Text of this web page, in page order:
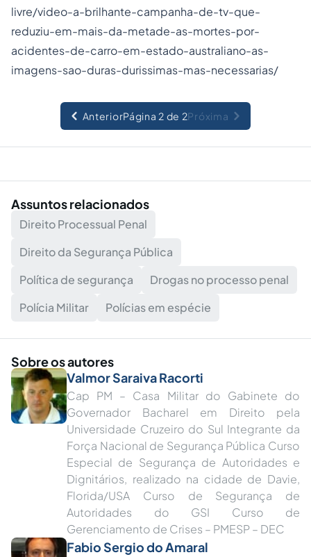
livre/video-a-brilhante-campanha-de-tv-que-
reduziu-em-mais-da-metade-as-mortes-por-
acidentes-de-carro-em-estado-australiano-as-
imagens-sao-duras-durissimas-mas-necessarias/
AnteriorPágina 2 de 2Próxima
Assuntos relacionados
Direito Processual Penal
Direito da Segurança Pública
Política de segurança
Drogas no processo penal
Polícia Militar
Polícias em espécie
Sobre os autores
Valmor Saraiva Racorti
Cap PM – Casa Militar do Gabinete do
Governador Bacharel em Direito pela
Universidade Cruzeiro do Sul Integrante da
Força Nacional de Segurança Pública Curso
Especial de Segurança de Autoridades e
Dignitários, realizado na cidade de Davie,
Florida/USA Curso de Segurança de
Autoridades do GSI Curso de
Gerenciamento de Crises – PMESP – DEC
Fabio Sergio do Amaral